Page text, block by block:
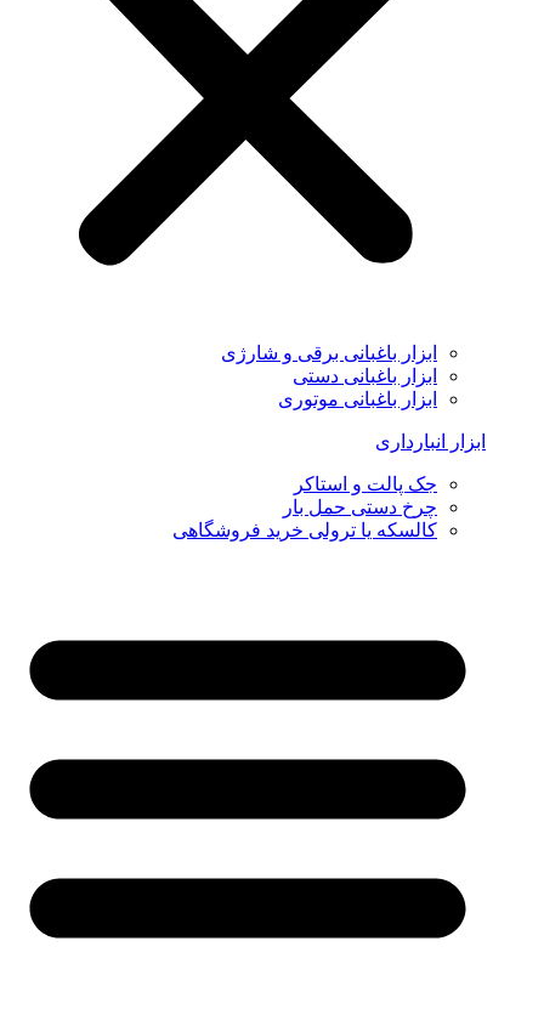
ابزار باغبانی برقی و شارژی
ابزار باغبانی دستی
ابزار باغبانی موتوری
ابزار انبارداری
جک پالت و استاکر
چرخ دستی حمل بار
کالسکه یا ترولی خرید فروشگاهی